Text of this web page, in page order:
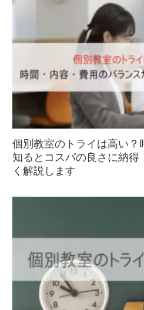
個別教室のトライは高い？
知るとコスパの良さに納得
く解説します